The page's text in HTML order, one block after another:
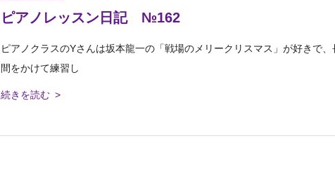
ピアノレッスン日記 №162
ピアノクラスのYさんは坂本龍一の「戦場のメリークリスマス」が好きで、
間をかけて練習し
続きを読む >